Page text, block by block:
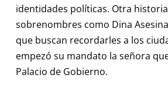
identidades políticas. Otra
sobrenombres como Dina
que buscan recordarles a los
empezó su mandato la señora
Palacio de Gobierno.